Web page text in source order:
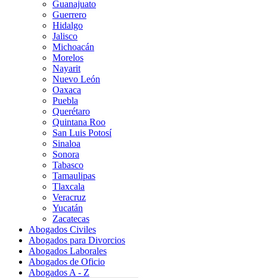
Guanajuato
Guerrero
Hidalgo
Jalisco
Michoacán
Morelos
Nayarit
Nuevo León
Oaxaca
Puebla
Querétaro
Quintana Roo
San Luis Potosí
Sinaloa
Sonora
Tabasco
Tamaulipas
Tlaxcala
Veracruz
Yucatán
Zacatecas
Abogados Civiles
Abogados para Divorcios
Abogados Laborales
Abogados de Oficio
Abogados A - Z